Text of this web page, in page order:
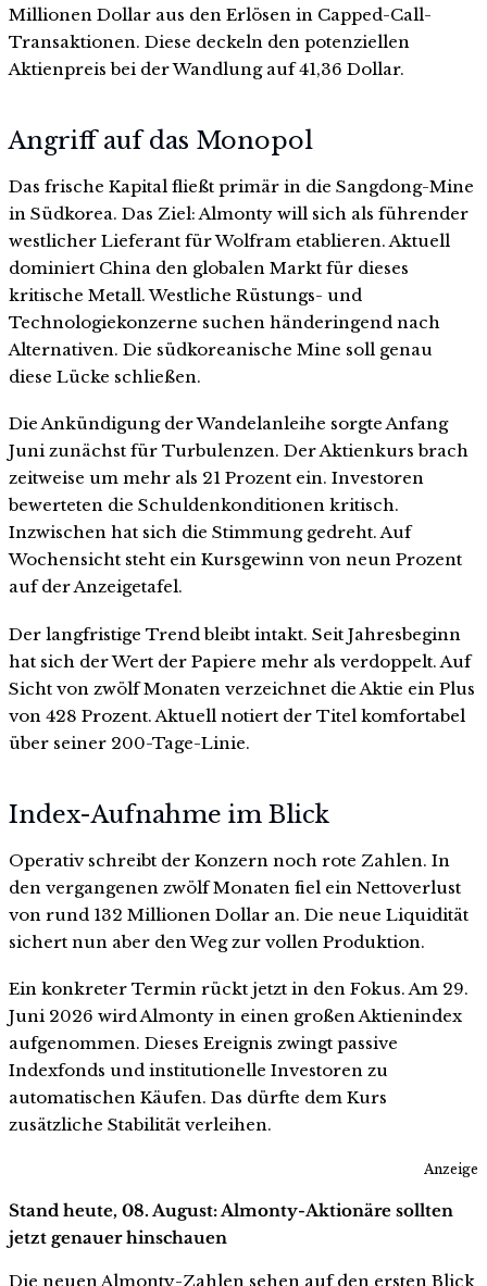
Millionen Dollar aus den Erlösen in Capped-Call-
Transaktionen. Diese deckeln den potenziellen
Aktienpreis bei der Wandlung auf 41,36 Dollar.
Angriff auf das Monopol
Das frische Kapital fließt primär in die Sangdong-Mine
in Südkorea. Das Ziel: Almonty will sich als führender
westlicher Lieferant für Wolfram etablieren. Aktuell
dominiert China den globalen Markt für dieses
kritische Metall. Westliche Rüstungs- und
Technologiekonzerne suchen händeringend nach
Alternativen. Die südkoreanische Mine soll genau
diese Lücke schließen.
Die Ankündigung der Wandelanleihe sorgte Anfang
Juni zunächst für Turbulenzen. Der Aktienkurs brach
zeitweise um mehr als 21 Prozent ein. Investoren
bewerteten die Schuldenkonditionen kritisch.
Inzwischen hat sich die Stimmung gedreht. Auf
Wochensicht steht ein Kursgewinn von neun Prozent
auf der Anzeigetafel.
Der langfristige Trend bleibt intakt. Seit Jahresbeginn
hat sich der Wert der Papiere mehr als verdoppelt. Auf
Sicht von zwölf Monaten verzeichnet die Aktie ein Plus
von 428 Prozent. Aktuell notiert der Titel komfortabel
über seiner 200-Tage-Linie.
Index-Aufnahme im Blick
Operativ schreibt der Konzern noch rote Zahlen. In
den vergangenen zwölf Monaten fiel ein Nettoverlust
von rund 132 Millionen Dollar an. Die neue Liquidität
sichert nun aber den Weg zur vollen Produktion.
Ein konkreter Termin rückt jetzt in den Fokus. Am 29.
Juni 2026 wird Almonty in einen großen Aktienindex
aufgenommen. Dieses Ereignis zwingt passive
Indexfonds und institutionelle Investoren zu
automatischen Käufen. Das dürfte dem Kurs
zusätzliche Stabilität verleihen.
Anzeige
Stand heute, 08. August: Almonty-Aktionäre sollten
jetzt genauer hinschauen
Die neuen Almonty-Zahlen sehen auf den ersten Blick